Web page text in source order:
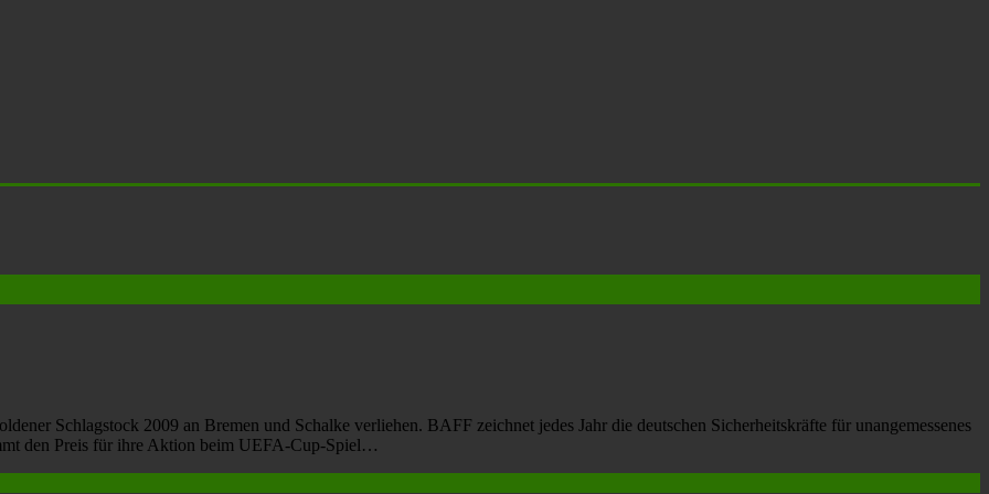
Schlagstock 2009 an Bremen und Schalke verliehen. BAFF zeichnet jedes Jahr die deutschen Sicherheitskräfte für unangemessenes
den Preis für ihre Aktion beim UEFA-Cup-Spiel…